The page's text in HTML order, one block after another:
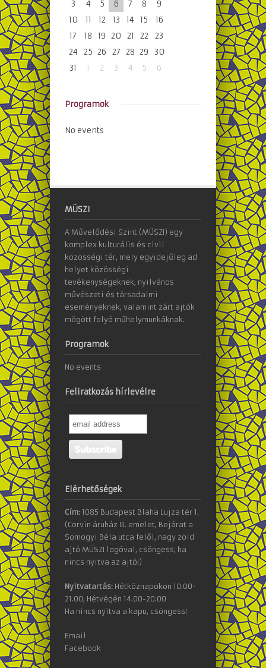
3
4 5 6 7 8
9
10
11 12 13 14 15
16
17
18 19 20 21 22
23
24
25 26 27 28 29
30
31
1 2 3 4 5 6
Programok
No events
MÜSZI
A Művelődési Szint (MÜSZI) egy
komplex kulturális és civil
közösségi tér, mely egyidejűleg ad
helyet közösségi
tevékenységeknek, nyilvános
művészeti és társadalmi
eseményeknek, valamint zárt ajtók
mögött folyó műhelymunkáknak.
Programok
No events
Feliratkozás hírlevélre
Elérhetőségek
Cím: 1085 Budapest Blaha Lujza tér 1.
(Corvin áruház III. emelet, Bejárat a
Somogyi Béla utca felől, nagy zöld
ajtó MÜSZI logóval, csöngess, ha
nincs nyitva az ajtó!)
Nyitvatartás: Hétköznapokon 10.00-
21.00, Hétvégén 14.00-20.00
Ha nincs nyitva a kapu, csöngess!
Email
Facebook